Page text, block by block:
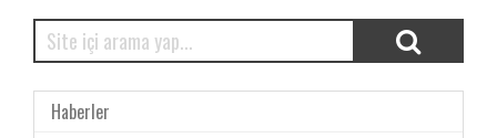
Haberler